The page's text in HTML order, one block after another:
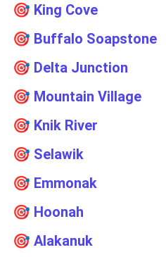
🎯 King Cove
🎯 Buffalo Soapstone
🎯 Delta Junction
🎯 Mountain Village
🎯 Knik River
🎯 Selawik
🎯 Emmonak
🎯 Hoonah
🎯 Alakanuk